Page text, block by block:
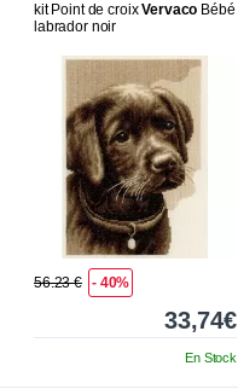
kit Point de croixVervaco Bébé
labrador noir
56.23 € - 40%
33,74€
En Stock